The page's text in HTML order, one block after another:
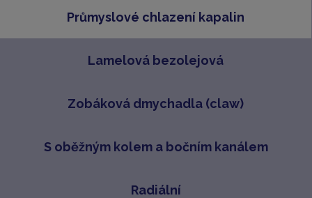
Průmyslové chlazení kapalin
Lamelová bezolejová
Zobáková dmychadla (claw)
S oběžným kolem a bočním kanálem
Radiální